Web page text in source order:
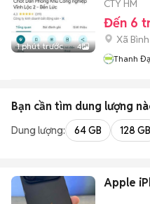
1 phút trước 4
CTY HM
Đến 6
Xã
Thanh
Bạn cần tìm dung lượng
Dung lượng: 64 GB 128 GB
Apple